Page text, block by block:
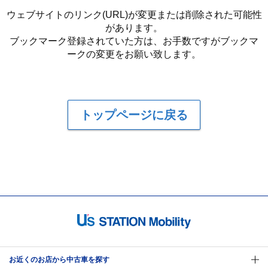
ウェブサイトのリンク(URL)が変更または削除された可能性
があります。
ブックマーク登録されていた方は、お手数ですがブックマ
ークの変更をお願い致します。
トップページに戻る
お近くのお店から中古車を探す